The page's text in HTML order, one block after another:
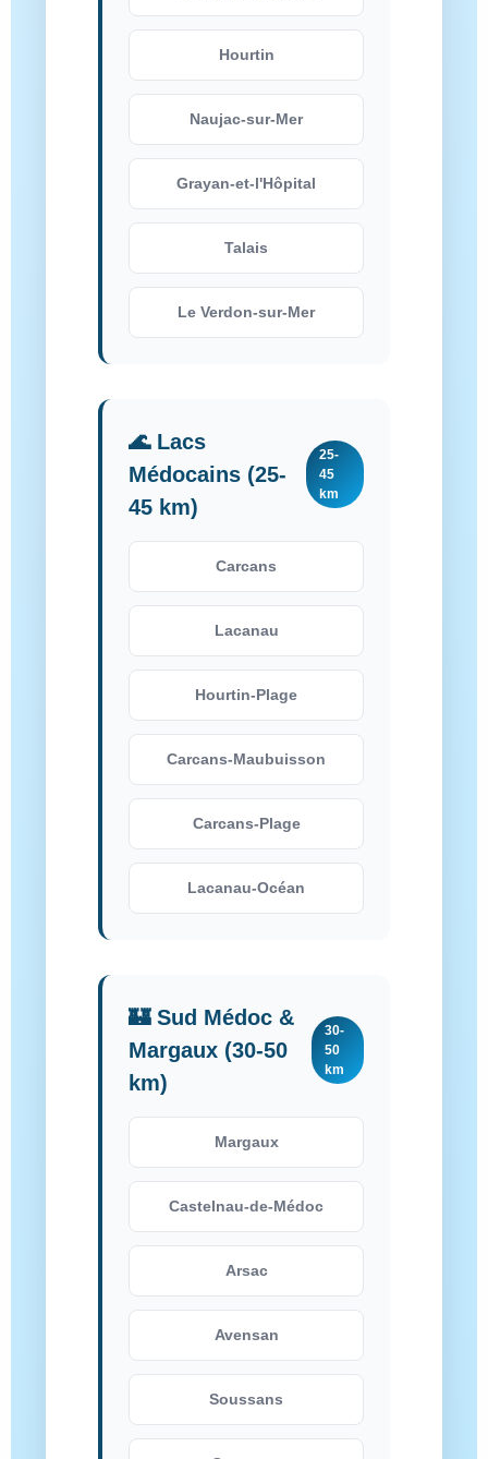
Hourtin
Naujac-sur-Mer
Grayan-et-l'Hôpital
Talais
Le Verdon-sur-Mer
🌊 Lacs
Médocains (25-
45 km)
25-
45
km
Carcans
Lacanau
Hourtin-Plage
Carcans-Maubuisson
Carcans-Plage
Lacanau-Océan
🏰 Sud Médoc &
Margaux (30-50
km)
30-
50
km
Margaux
Castelnau-de-Médoc
Arsac
Avensan
Soussans